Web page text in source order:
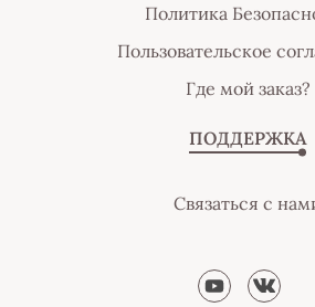
Политика
Пользовательское
Где мой заказ?
ПОДДЕРЖКА
Связаться с